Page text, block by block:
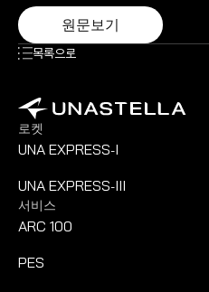
원문보기
목록으로
로켓
UNA EXPRESS-I
UNA EXPRESS-III
서비스
ARC 100
PES